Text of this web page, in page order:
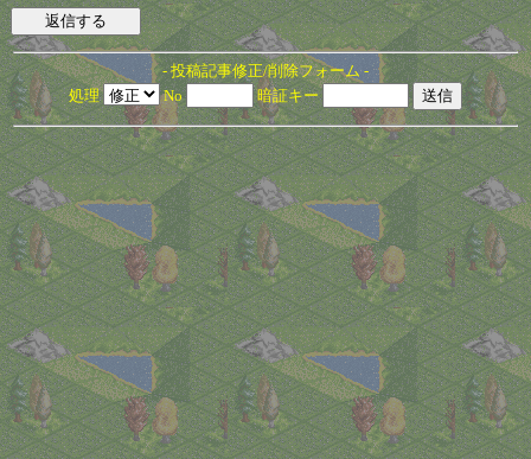
- 投稿記事修正/削除フォーム -
処理
No 暗証キー